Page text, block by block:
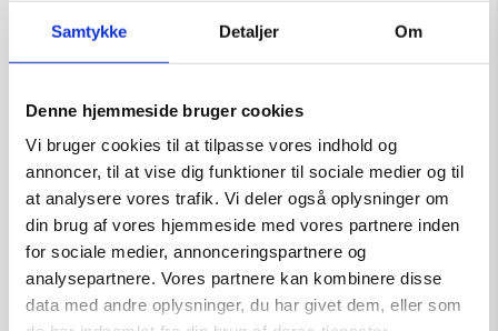
Samtykke Detaljer Om
Denne hjemmeside bruger cookies
Vi bruger cookies til at tilpasse vores indhold og
annoncer, til at vise dig funktioner til sociale medier og til
at analysere vores trafik. Vi deler også oplysninger om
din brug af vores hjemmeside med vores partnere inden
for sociale medier, annonceringspartnere og
analysepartnere. Vores partnere kan kombinere disse
data med andre oplysninger, du har givet dem, eller som
SOLGT